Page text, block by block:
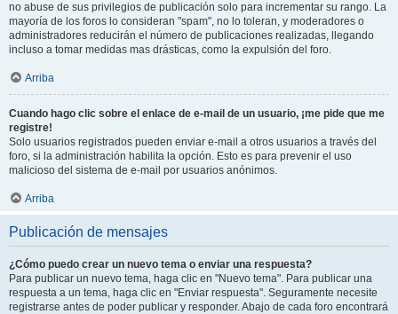
no abuse de sus privilegios de publicación solo para incrementar su rango. La
mayoría de los foros lo consideran "spam", no lo toleran, y moderadores o
administradores reducirán el número de publicaciones realizadas, llegando
incluso a tomar medidas mas drásticas, como la expulsión del foro.
Arriba
Cuando hago clic sobre el enlace de e-mail de un usuario, ¡me pide que me
registre!
Solo usuarios registrados pueden enviar e-mail a otros usuarios a través del
foro, si la administración habilita la opción. Esto es para prevenir el uso
malicioso del sistema de e-mail por usuarios anónimos.
Arriba
Publicación de mensajes
¿Cómo puedo crear un nuevo tema o enviar una respuesta?
Para publicar un nuevo tema, haga clic en "Nuevo tema". Para publicar una
respuesta a un tema, haga clic en "Enviar respuesta". Seguramente necesite
registrarse antes de poder publicar y responder. Abajo de cada foro encontrará